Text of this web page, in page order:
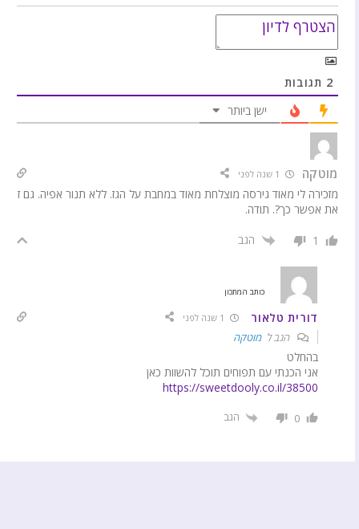
2 תגובות
ישן ביותר
מוטקה
מזכירה לי מאוד גירסה מוצלחת מאוד במחבת על הגז. ללא תנור אפיה. גם ז
את אפשר כך?. תודה.
1 הגב
כותב המתכון
דורית טלאור
הגב ל מוטקה
בהחלט
אני הכנתי עם תפוחים תוכל להשוות כאן
https://sweetdooly.co.il/38500
0 הגב